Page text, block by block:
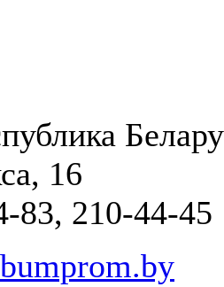
16
83, 210-44-45